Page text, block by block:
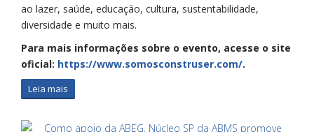
ao lazer, saúde, educação, cultura, sustentabilidade,
diversidade e muito mais.
Para mais informações sobre o evento, acesse o site
oficial: https://www.somosconstruser.com/.
Leia mais